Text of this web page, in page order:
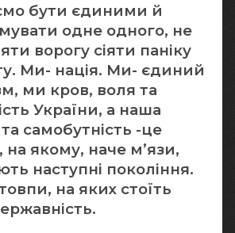
бути єдиними й
одне одного, не
ворогу сіяти паніку
Ми- нація. Ми- єдиний
ми кров, воля та
України, а наша
та самобутність -це
на якому, наче м’язи,
наступні покоління.
на яких стоїть